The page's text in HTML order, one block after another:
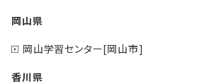
岡山県
岡山学習センター[岡山市]
香川県